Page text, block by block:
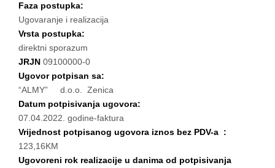
Faza postupka:
Ugovaranje i realizacija
Vrsta postupka:
direktni sporazum
JRJN 09100000-0
Ugovor potpisan sa:
“ALMY” d.o.o. Zenica
Datum potpisivanja ugovora:
07.04.2022. godine-faktura
Vrijednost potpisanog ugovora iznos bez PDV-a :
123,16KM
Ugovoreni rok realizacije u danima od potpisivanja